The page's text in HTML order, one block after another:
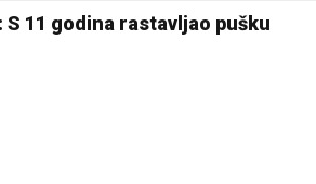
11 godina rastavljao pušku